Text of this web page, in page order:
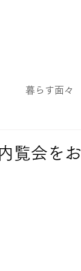
暮らす面々
覧会を